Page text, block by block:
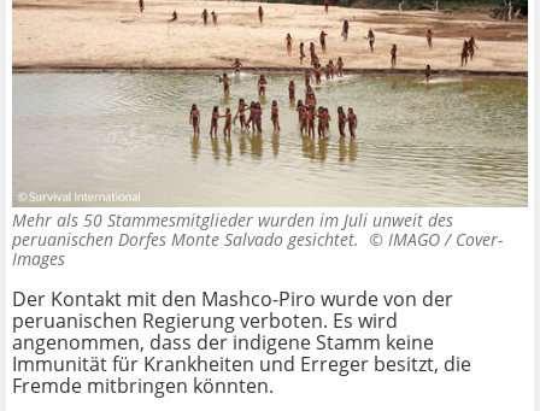
Mehr als 50 Stammesmitglieder wurden im Juli unweit des
peruanischen Dorfes Monte Salvado gesichtet. © IMAGO / Cover-
Images
Der Kontakt mit den Mashco-Piro wurde von der
peruanischen Regierung verboten. Es wird
angenommen, dass der indigene Stamm keine
Immunität für Krankheiten und Erreger besitzt, die
Fremde mitbringen könnten.